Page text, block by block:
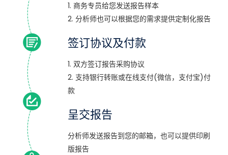
1. 商务专员给您发送报告样本
2. 分析师也可以根据您的需求提供定制化报告
签订协议及付款
1. 双方签订报告采购协议
2. 支持银行转账或在线支付(微信，支付宝)付
款
呈交报告
分析师发送报告到您的邮箱，也可以提供印刷
版报告